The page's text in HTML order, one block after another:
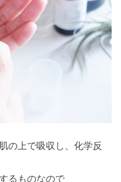
の上で吸収し、化学反
るものなので